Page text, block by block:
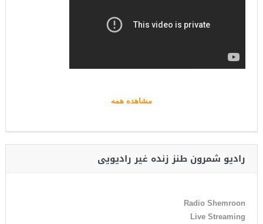
مشاهده همه
رادیو شمرون طنز زنده غیر رادیویی
Radio Shemroon
Live Streaming